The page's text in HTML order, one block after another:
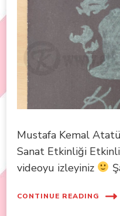
Mustafa Kemal
Sanat Etkinliği
videoyu izleyiniz
CONTINUE READING